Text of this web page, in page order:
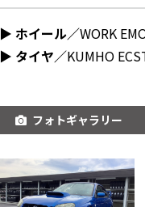
▶︎ ホイール／WORK
▶︎ タイヤ／KUMHO
フォトギャラリー